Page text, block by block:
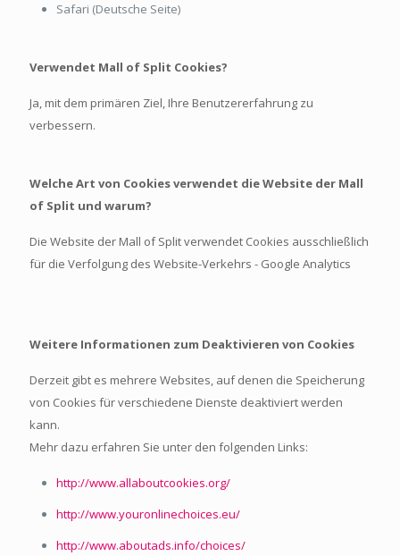
Safari (Deutsche Seite)
Verwendet Mall of Split Cookies?
Ja, mit dem primären Ziel, Ihre Benutzererfahrung zu
verbessern.
Welche Art von Cookies verwendet die Website der Mall
of Split und warum?
Die Website der Mall of Split verwendet Cookies ausschließlich
für die Verfolgung des Website-Verkehrs - Google Analytics
Weitere Informationen zum Deaktivieren von Cookies
Derzeit gibt es mehrere Websites, auf denen die Speicherung
von Cookies für verschiedene Dienste deaktiviert werden
kann.
Mehr dazu erfahren Sie unter den folgenden Links:
http://www.allaboutcookies.org/
http://www.youronlinechoices.eu/
http://www.aboutads.info/choices/